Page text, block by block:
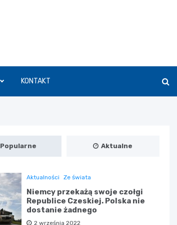
KONTAKT
Popularne Aktualne
Aktualności Ze świata
Niemcy przekażą swoje czołgi
Republice Czeskiej. Polska nie
dostanie żadnego
2 września 2022